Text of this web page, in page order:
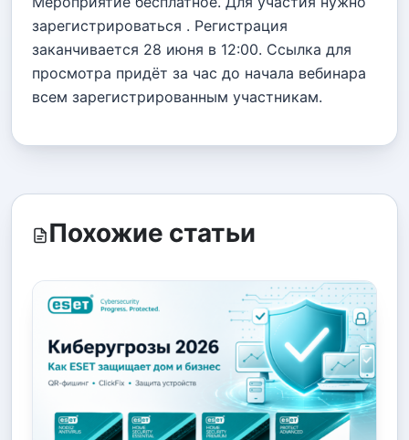
зарегистрироваться . Регистрация
заканчивается 28 июня в 12:00. Ссылка для
просмотра придёт за час до начала вебинара
всем зарегистрированным участникам.
Похожие статьи